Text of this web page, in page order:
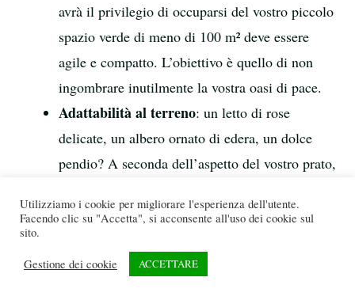
avrà il privilegio di occuparsi del vostro piccolo
spazio verde di meno di 100 m² deve essere
agile e compatto. L’obiettivo è quello di non
ingombrare inutilmente la vostra oasi di pace.
Adattabilità al terreno: un letto di rose
delicate, un albero ornato di edera, un dolce
pendio? A seconda dell’aspetto del vostro prato,
sua gamma di funzioni. Approfondiremo questo
Navigazione intelligente
Utilizziamo i cookie per migliorare l'esperienza dell'utente.
Facendo clic su "Accetta", si acconsente all'uso dei cookie sul
sito.
Gestione dei cookie ACCETTARE